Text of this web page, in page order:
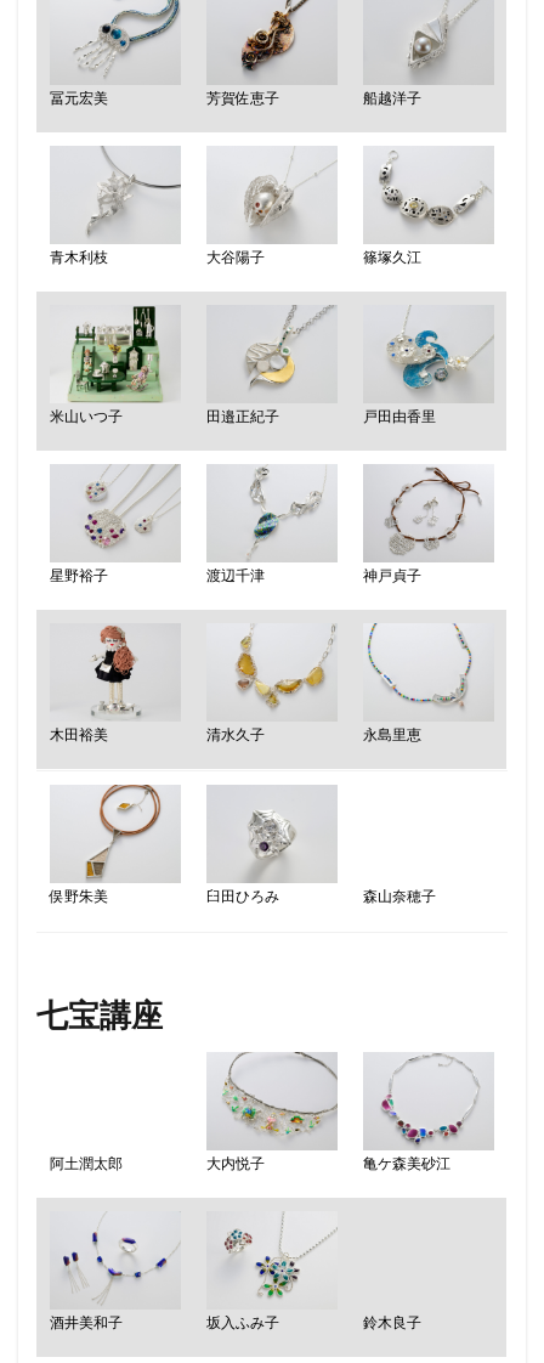
冨元宏美 芳賀佐恵子 船越洋子
青木利枝 大谷陽子 篠塚久江
米山いつ子 田邉正紀子 戸田由香里
星野裕子 渡辺千津 神戸貞子
木田裕美 清水久子 永島里恵
俣野朱美 臼田ひろみ 森山奈穂子
七宝講座
阿土潤太郎 大内悦子 亀ケ森美砂江
酒井美和子 坂入ふみ子 鈴木良子